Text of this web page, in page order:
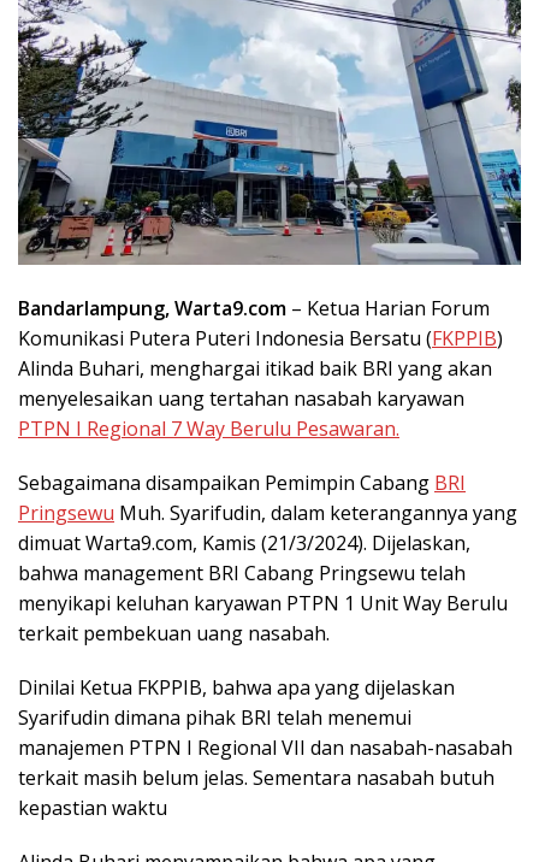
Bandarlampung, Warta9.com – Ketua Harian Forum
Komunikasi Putera Puteri Indonesia Bersatu (FKPPIB)
Alinda Buhari, menghargai itikad baik BRI yang akan
menyelesaikan uang tertahan nasabah karyawan
PTPN I Regional 7 Way Berulu Pesawaran.
Sebagaimana disampaikan Pemimpin Cabang BRI
Pringsewu Muh. Syarifudin, dalam keterangannya yang
dimuat Warta9.com, Kamis (21/3/2024). Dijelaskan,
bahwa management BRI Cabang Pringsewu telah
menyikapi keluhan karyawan PTPN 1 Unit Way Berulu
terkait pembekuan uang nasabah.
Dinilai Ketua FKPPIB, bahwa apa yang dijelaskan
Syarifudin dimana pihak BRI telah menemui
manajemen PTPN I Regional VII dan nasabah-nasabah
terkait masih belum jelas. Sementara nasabah butuh
kepastian waktu